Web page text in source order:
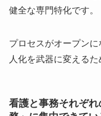
健全な専門特化です。
プロセスがオープン
人化を武器に変えるた
看護と事務それぞ